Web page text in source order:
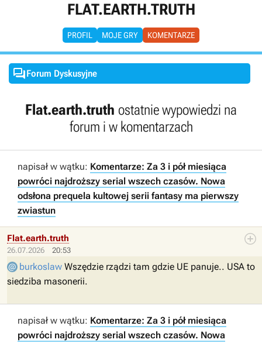
FLAT.EARTH.TRUTH
PROFIL MOJE GRY KOMENTARZE
Forum Dyskusyjne
Flat.earth.truth ostatnie wypowiedzi na
forum i w komentarzach
napisał w wątku: Komentarze: Za 3 i pół miesiąca
powróci najdroższy serial wszech czasów. Nowa
odsłona prequela kultowej serii fantasy ma pierwszy
zwiastun
26.07.2026 20:53
Flat.earth.truth
burkoslaw Wszędzie rządzi tam gdzie UE panuje.. USA to
siedziba masonerii.
napisał w wątku: Komentarze: Za 3 i pół miesiąca
powróci najdroższy serial wszech czasów. Nowa